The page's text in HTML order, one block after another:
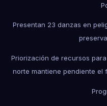
Presentan 23 danzas en
Priorización de recursos
norte mantiene pendiente el